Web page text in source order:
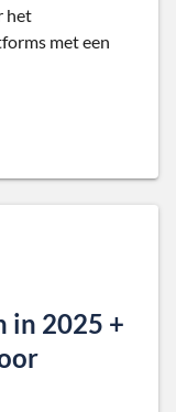
het
met een
in 2025 +